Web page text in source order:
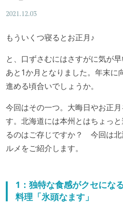
2021.12.03
もういくつ寝るとお正月♪
と、口ずさむにはさすがに気が
あと1か月となりました。年末に
進める頃合いでしょうか。
今回はその一つ。大晦日やお正
す。北海道には本州とはちょっ
るのはご存じですか？ 今回は
ルメをご紹介します。
1：独特な食感がクセにな
料理「氷頭なます」